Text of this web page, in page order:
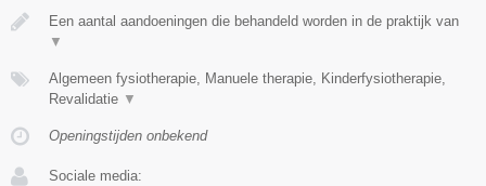
Een aantal aandoeningen die behandeld worden in de praktijk van
▼
Algemeen fysiotherapie, Manuele therapie, Kinderfysiotherapie,
Revalidatie ▼
Openingstijden onbekend
Sociale media: